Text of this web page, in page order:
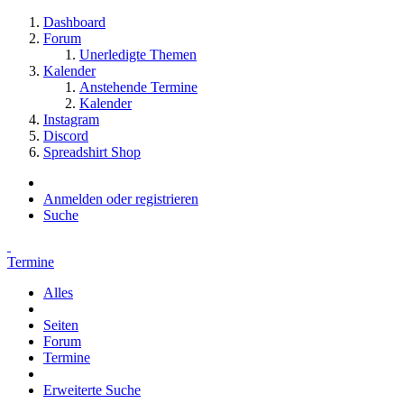
Dashboard
Forum
Unerledigte Themen
Kalender
Anstehende Termine
Kalender
Instagram
Discord
Spreadshirt Shop
Anmelden oder registrieren
Suche
Termine
Alles
Seiten
Forum
Termine
Erweiterte Suche